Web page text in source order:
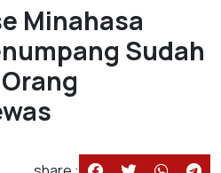
Minahasa
Sudah